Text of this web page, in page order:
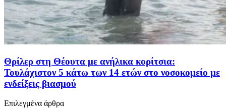
Θρίλερ στη Θέουτα με ανήλικα κορίτσια:
Τουλάχιστον 5 κάτω των 14 ετών στο νοσοκομείο με
ενδείξεις βιασμού
Επιλεγμένα άρθρα